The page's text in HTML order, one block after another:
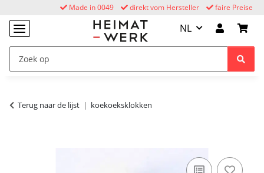
faire Preise
direkt vom Hersteller
Made in 0049
NL
Terug naar de lijst koekoeksklokken